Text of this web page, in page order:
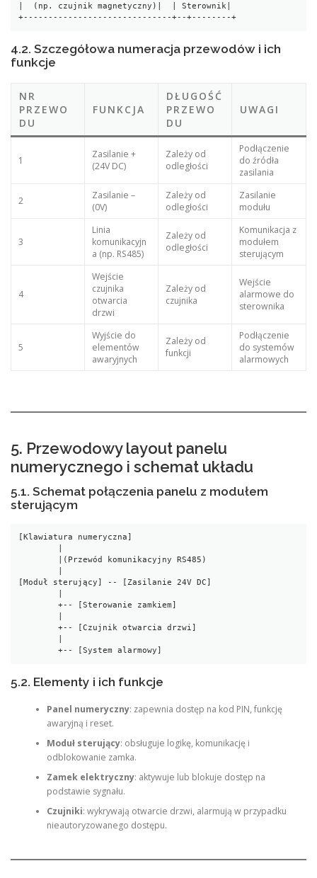
|  (np. czujnik magnetyczny)|  | Sterownik|
+------------------------------+--+--------+
4.2. Szczegółowa numeracja przewodów i ich
funkcje
NR
PRZEWO
DU
FUNKCJA
DŁUGOŚĆ
PRZEWO
DU
UWAGI
1
Zasilanie +
(24V DC)
Zależy od
odległości
Podłączenie
do źródła
zasilania
2
Zasilanie –
(0V)
Zależy od
odległości
Zasilanie
modułu
3
Linia
komunikacyjn
a (np. RS485)
Zależy od
odległości
Komunikacja z
modułem
sterującym
4
Wejście
czujnika
otwarcia
drzwi
Zależy od
czujnika
Wejście
alarmowe do
sterownika
5
Wyjście do
elementów
awaryjnych
Zależy od
funkcji
Podłączenie
do systemów
alarmowych
5. Przewodowy layout panelu
numerycznego i schemat układu
5.1. Schemat połączenia panelu z modułem
sterującym
[Klawiatura numeryczna]
[Moduł sterujący] -- [Zasilanie 24V DC]
        +-- [Sterowanie zamkiem]
        +-- [Czujnik otwarcia drzwi]
        +-- [System alarmowy]
5.2. Elementy i ich funkcje
Panel numeryczny: zapewnia dostęp na kod PIN, funkcję
awaryjną i reset.
Moduł sterujący: obsługuje logikę, komunikację i
odblokowanie zamka.
Zamek elektryczny: aktywuje lub blokuje dostęp na
podstawie sygnału.
Czujniki: wykrywają otwarcie drzwi, alarmują w przypadku
nieautoryzowanego dostępu.